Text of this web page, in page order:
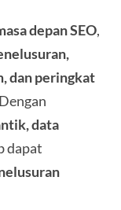
depan SEO,
dan peringkat
data
dapat